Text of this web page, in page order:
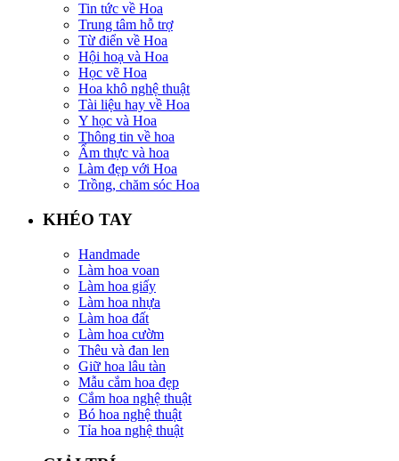
Tin tức về Hoa
Trung tâm hỗ trợ
Từ điển về Hoa
Hội hoạ và Hoa
Học vẽ Hoa
Hoa khô nghệ thuật
Tài liệu hay về Hoa
Y học và Hoa
Thông tin về hoa
Ẩm thực và hoa
Làm đẹp với Hoa
Trồng, chăm sóc Hoa
KHÉO TAY
Handmade
Làm hoa voan
Làm hoa giấy
Làm hoa nhựa
Làm hoa đất
Làm hoa cườm
Thêu và đan len
Giữ hoa lâu tàn
Mẫu cắm hoa đẹp
Cắm hoa nghệ thuật
Bó hoa nghệ thuật
Tỉa hoa nghệ thuật